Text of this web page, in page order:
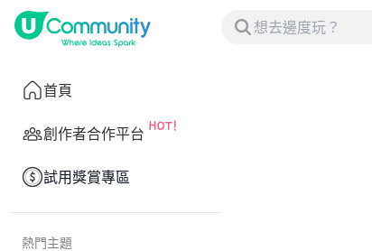
首頁
創作者合作平台
試用獎賞專區
熱門主題